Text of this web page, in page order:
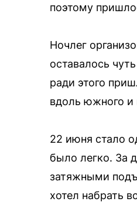
поэтому
Ночлег
оставалось
ради этого
вдоль южного и
22 июня стало
было легко. За
затяжными
хотел набрать